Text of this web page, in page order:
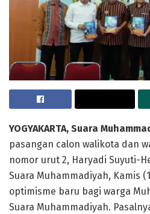
YOGYAKARTA, Suara
pasangan calon walikota dan
nomor urut 2, Haryadi Suyuti-
Suara Muhammadiyah, Kamis
optimisme baru bagi warga
Suara Muhammadiyah.